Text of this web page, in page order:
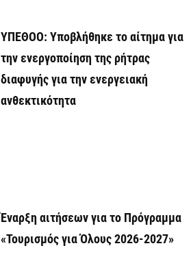
ΥΠΕΘΟΟ: Υποβλήθηκε το αίτημα για
την ενεργοποίηση της ρήτρας
διαφυγής για την ενεργειακή
ανθεκτικότητα
Έναρξη αιτήσεων για το Πρόγραμμα
«Τουρισμός για Όλους 2026-2027»